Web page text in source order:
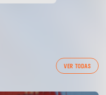
VER TODAS